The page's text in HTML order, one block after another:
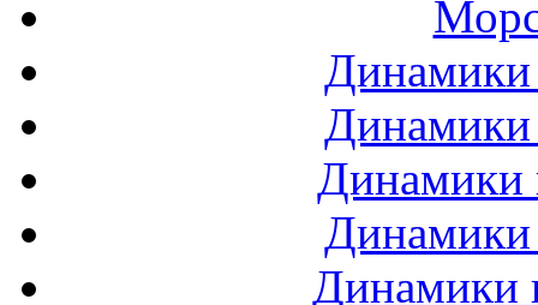
Динамики
Динамики
Динамики
Динамики
Динамики